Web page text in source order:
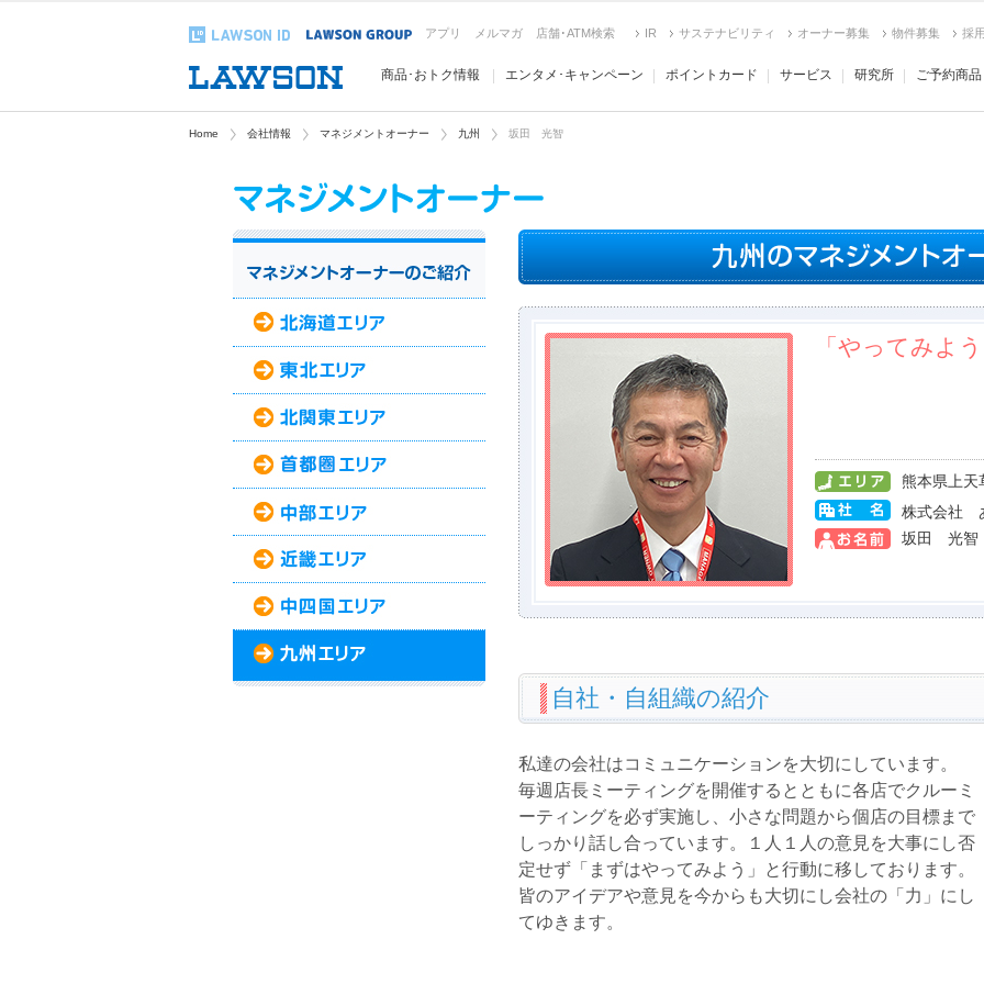
アプリ メルマガ 店舗･ATM検索 IR サステナビリティ オーナー募集 物件募集 採
商品･おトク情報 エンタメ･キャンペーン ポイントカード サービス 研究所 ご予約商品
Home 会社情報 マネジメントオーナー 九州 坂田 光智
「やってみよ
熊本県上天
株式会社
坂田 光智
自社・自組織の紹介
私達の会社はコミュニケーションを大切にしています。
毎週店長ミーティングを開催するとともに各店でクルーミ
ーティングを必ず実施し、小さな問題から個店の目標まで
しっかり話し合っています。１人１人の意見を大事にし否
定せず「まずはやってみよう」と行動に移しております。
皆のアイデアや意見を今からも大切にし会社の「力」にし
てゆきます。